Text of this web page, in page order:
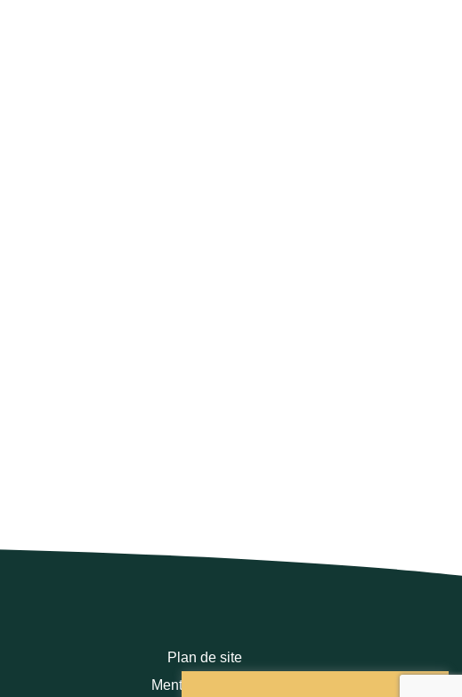
Plan de site
Mentions légales